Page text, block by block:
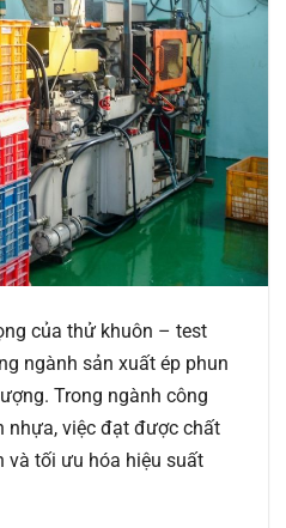
của thử khuôn – test
ngành sản xuất ép phun
Trong ngành công
nhựa, việc đạt được chất
và tối ưu hóa hiệu suất